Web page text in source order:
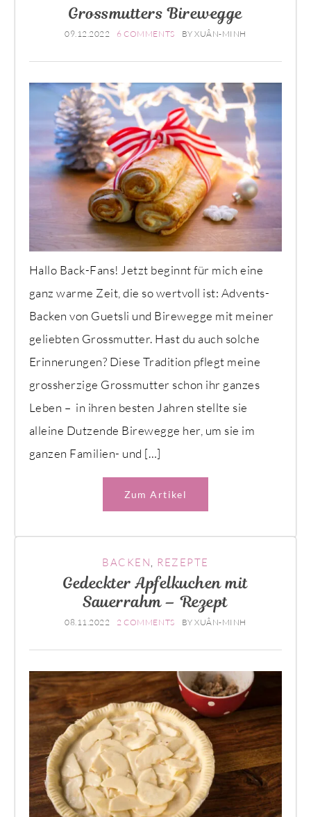
Grossmutters Birewegge
09.12.2022 6 COMMENTS BYXUÂN-MINH
Hallo Back-Fans! Jetzt beginnt für mich eine
ganz warme Zeit, die so wertvoll ist: Advents-
Backen von Guetsli und Birewegge mit meiner
geliebten Grossmutter. Hast du auch solche
Erinnerungen? Diese Tradition pflegt meine
grossherzige Grossmutter schon ihr ganzes
Leben – in ihren besten Jahren stellte sie
alleine Dutzende Birewegge her, um sie im
ganzen Familien- und […]
Zum Artikel
BACKEN REZEPTE
Gedeckter Apfelkuchen mit
Sauerrahm – Rezept
08.11.2022 2 COMMENTS BYXUÂN-MINH